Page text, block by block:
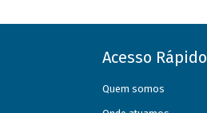
Acesso Rápido
Quem somos